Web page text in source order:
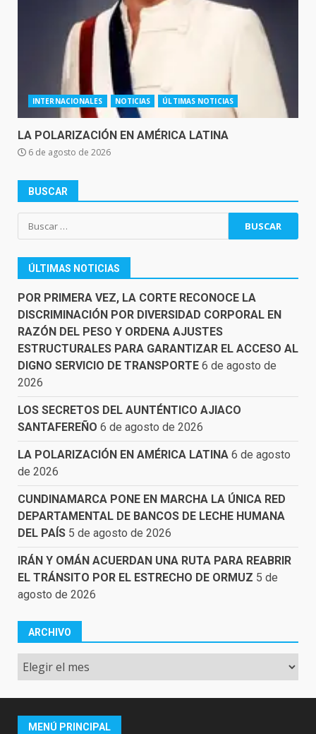
INTERNACIONALES NOTICIAS ÚLTIMAS NOTICIAS
LA POLARIZACIÓN EN AMÉRICA LATINA
6 de agosto de 2026
BUSCAR
Buscar:
ÚLTIMAS NOTICIAS
POR PRIMERA VEZ, LA CORTE RECONOCE LA
DISCRIMINACIÓN POR DIVERSIDAD CORPORAL EN
RAZÓN DEL PESO Y ORDENA AJUSTES
ESTRUCTURALES PARA GARANTIZAR EL ACCESO AL
DIGNO SERVICIO DE TRANSPORTE 6 de agosto de
2026
LOS SECRETOS DEL AUNTÉNTICO AJIACO
SANTAFEREÑO 6 de agosto de 2026
LA POLARIZACIÓN EN AMÉRICA LATINA 6 de agosto
de 2026
CUNDINAMARCA PONE EN MARCHA LA ÚNICA RED
DEPARTAMENTAL DE BANCOS DE LECHE HUMANA
DEL PAÍS 5 de agosto de 2026
IRÁN Y OMÁN ACUERDAN UNA RUTA PARA REABRIR
EL TRÁNSITO POR EL ESTRECHO DE ORMUZ 5 de
agosto de 2026
ARCHIVO
Archivo
MENÚ PRINCIPAL